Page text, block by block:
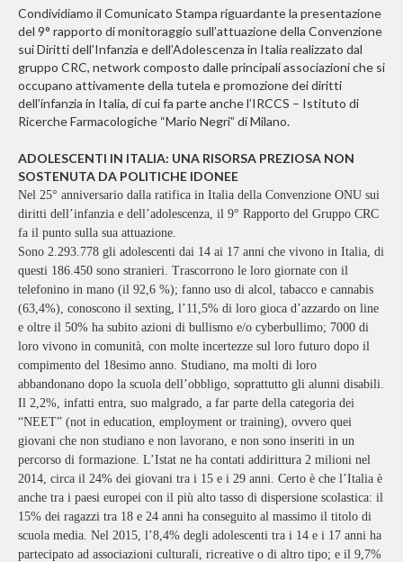
Condividiamo il Comunicato Stampa riguardante la presentazione
del 9° rapporto di monitoraggio sull’attuazione della Convenzione
sui Diritti dell’Infanzia e dell’Adolescenza in Italia realizzato dal
gruppo CRC, network composto dalle principali associazioni che si
occupano attivamente della tutela e promozione dei diritti
dell’infanzia in Italia, di cui fa parte anche l’IRCCS – Istituto di
Ricerche Farmacologiche “Mario Negri” di Milano.
ADOLESCENTI IN ITALIA: UNA RISORSA PREZIOSA NON
SOSTENUTA DA POLITICHE IDONEE
Nel 25° anniversario dalla ratifica in Italia della Convenzione ONU sui
diritti dell’infanzia e dell’adolescenza, il 9° Rapporto del Gruppo CRC
fa il punto sulla sua attuazione.
Sono 2.293.778 gli adolescenti dai 14 ai 17 anni che vivono in Italia, di
questi 186.450 sono stranieri. Trascorrono le loro giornate con il
telefonino in mano (il 92,6 %); fanno uso di alcol, tabacco e cannabis
(63,4%), conoscono il sexting, l’11,5% di loro gioca d’azzardo on line
e oltre il 50% ha subito azioni di bullismo e/o cyberbullimo; 7000 di
loro vivono in comunità, con molte incertezze sul loro futuro dopo il
compimento del 18esimo anno. Studiano, ma molti di loro
abbandonano dopo la scuola dell’obbligo, soprattutto gli alunni disabili.
Il 2,2%, infatti entra, suo malgrado, a far parte della categoria dei
“NEET” (not in education, employment or training), ovvero quei
giovani che non studiano e non lavorano, e non sono inseriti in un
percorso di formazione. L’Istat ne ha contati addirittura 2 milioni nel
2014, circa il 24% dei giovani tra i 15 e i 29 anni. Certo è che l’Italia è
anche tra i paesi europei con il più alto tasso di dispersione scolastica: il
15% dei ragazzi tra 18 e 24 anni ha conseguito al massimo il titolo di
scuola media. Nel 2015, l’8,4% degli adolescenti tra i 14 e i 17 anni ha
partecipato ad associazioni culturali, ricreative o di altro tipo; e il 9,7%